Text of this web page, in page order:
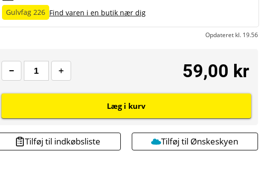
Gulvfag 226 Find varen i en butik nær dig
Opdateret kl. 19.56
59,00 kr
Læg i kurv
Tilføj til indkøbsliste Tilføj til Ønskeskyen